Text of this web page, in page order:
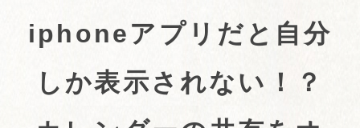
iphoneアプリだと自分
しか表示されない！？